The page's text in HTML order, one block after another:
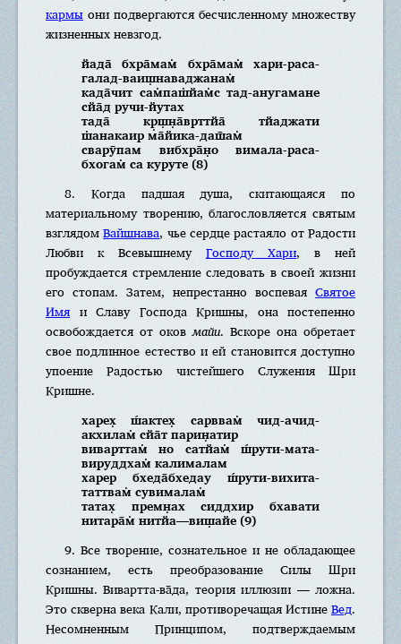
кармы они подвергаются бесчисленному множеству
жизненных невзгод.
йада̄ бхра̄мам̇ бхра̄мам̇ хари-раса-
галад-ваиш̣наваджанам̇
када̄чит сам̇паш̇йам̇с тад-анугамане
сйа̄д ручи-йутах
тада̄ кр̣ш̣н̣а̄врттйа̄ тйаджати
ш̇анакаир ма̄йика-даш̄ам̇
сварӯпам вибхра̄н̣о вимала-раса-
бхогам̇ са куруте (8)
8. Когда падшая душа, скитающаяся по
материальному творению, благословляется святым
взглядомВайшнава, чье сердце растаяло от Радости
Любви к Всевышнему Господу Хари, в ней
пробуждается стремление следовать в своей жизни
его стопам. Затем, непрестанно воспевая Святое
Имя и Славу Господа Кришны, она постепенно
освобождается от оковмайи. Вскоре она обретает
свое подлинное естество и ей становится доступно
упоение Радостью чистейшего Служения Шри
Кришне.
харех̣ ш́актех̣ сарввам̇ чид-ачид-
акхилам̇ сйа̄т парин̣атир
виварттам̇ но сатйам̇ ш́рути-мата-
вируддхам̇ калималам
харер бхеда̄бхедау ш́рути-вихита-
таттвам̇ сувималам̇
татах̣ премн̣ах сиддхир бхавати
нитара̄м̇ нитйа—виш̣айе (9)
9. Все творение, сознательное и не обладающее
сознанием, есть преобразование Силы Шри
Кришны. Вивартта-ва̄да, теория иллюзии — ложна.
Это скверна века Кали, противоречащая ИстинеВед.
Несомненным Принципом, подтверждаемым